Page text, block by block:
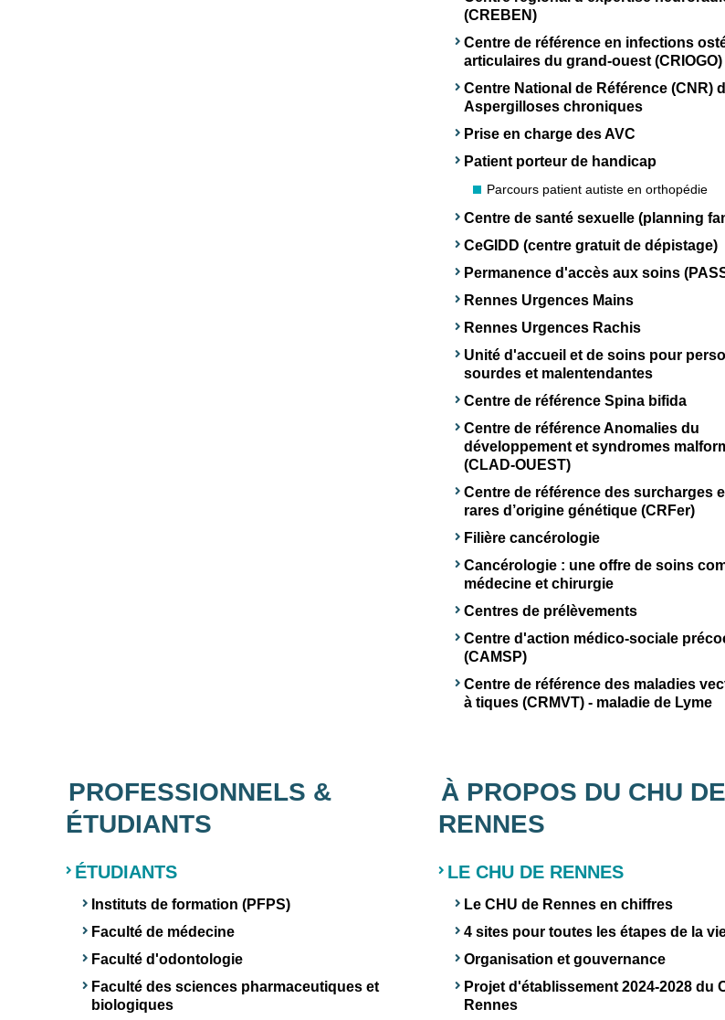
(CREBEN)
Centre de référence en infections
articulaires du grand-ouest (CRIOGO)
Centre National de Référence (CNR)
Aspergilloses chroniques
Prise en charge des AVC
Patient porteur de handicap
Parcours patient autiste en orthopédie
Centre de santé sexuelle (planning
CeGIDD (centre gratuit de dépistage)
Permanence d'accès aux soins
Rennes Urgences Mains
Rennes Urgences Rachis
Unité d'accueil et de soins pour
sourdes et malentendantes
Centre de référence Spina bifida
Centre de référence Anomalies du
développement et syndromes
(CLAD-OUEST)
Centre de référence des surcharges
rares d’origine génétique (CRFer)
Filière cancérologie
Cancérologie : une offre de soins
médecine et chirurgie
Centres de prélèvements
Centre d'action médico-sociale
(CAMSP)
Centre de référence des maladies
à tiques (CRMVT) - maladie de Lyme
PROFESSIONNELS &
ÉTUDIANTS
ÉTUDIANTS
Instituts de formation (PFPS)
Faculté de médecine
Faculté d'odontologie
Faculté des sciences pharmaceutiques et
biologiques
À PROPOS DU CHU DE
RENNES
LE CHU DE RENNES
Le CHU de Rennes en chiffres
4 sites pour toutes les étapes de la
Organisation et gouvernance
Projet d'établissement 2024-2028 du
Rennes